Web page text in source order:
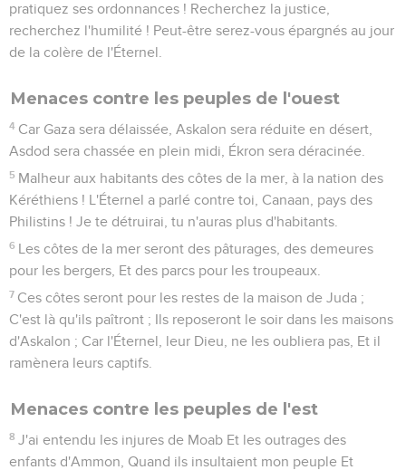
pratiquez ses ordonnances ! Recherchez la justice,
recherchez l'humilité ! Peut-être serez-vous épargnés au jour
de la colère de l'Éternel.
Menaces contre les peuples de l'ouest
4 Car Gaza sera délaissée, Askalon sera réduite en désert,
Asdod sera chassée en plein midi, Ékron sera déracinée.
5 Malheur aux habitants des côtes de la mer, à la nation des
Kéréthiens ! L'Éternel a parlé contre toi, Canaan, pays des
Philistins ! Je te détruirai, tu n'auras plus d'habitants.
6 Les côtes de la mer seront des pâturages, des demeures
pour les bergers, Et des parcs pour les troupeaux.
7 Ces côtes seront pour les restes de la maison de Juda ;
C'est là qu'ils paîtront ; Ils reposeront le soir dans les maisons
d'Askalon ; Car l'Éternel, leur Dieu, ne les oubliera pas, Et il
ramènera leurs captifs.
Menaces contre les peuples de l'est
8 J'ai entendu les injures de Moab Et les outrages des
enfants d'Ammon, Quand ils insultaient mon peuple Et